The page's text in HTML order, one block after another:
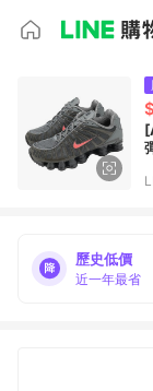
歷史低價
近一年最省